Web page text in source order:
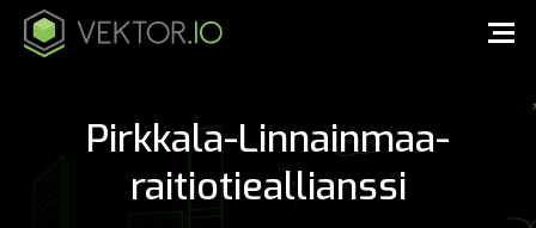
Pirkkala-Linnainmaa-
raitiotieallianssi